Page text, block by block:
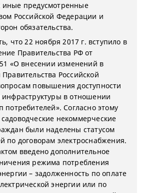
предусмотренные
Российской Федерации и
обязательства.
что 22 ноября 2017 г. вступило в
Правительства РФ от
«О внесении изменений в
Российской
повышения доступности
инфраструктуры в отношении
потребителей». Согласно этому
некоммерческие
были наделены статусом
по договорам электроснабжения.
введено дополнительное
режима потребления
– задолженность по оплате
энергии или по